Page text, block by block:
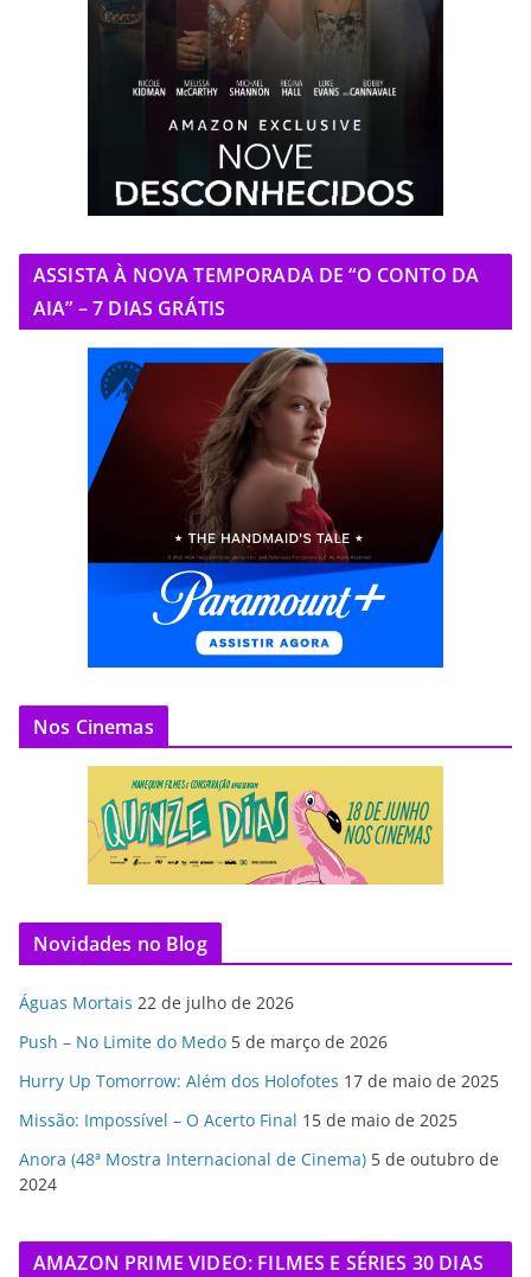
ASSISTA À NOVA TEMPORADA DE “O CONTO DA
AIA” – 7 DIAS GRÁTIS
Nos Cinemas
Novidades no Blog
Águas Mortais 22 de julho de 2026
Push – No Limite do Medo 5 de março de 2026
Hurry Up Tomorrow: Além dos Holofotes 17 de maio de 2025
Missão: Impossível – O Acerto Final 15 de maio de 2025
Anora (48ª Mostra Internacional de Cinema) 5 de outubro de
2024
AMAZON PRIME VIDEO: FILMES E SÉRIES 30 DIAS